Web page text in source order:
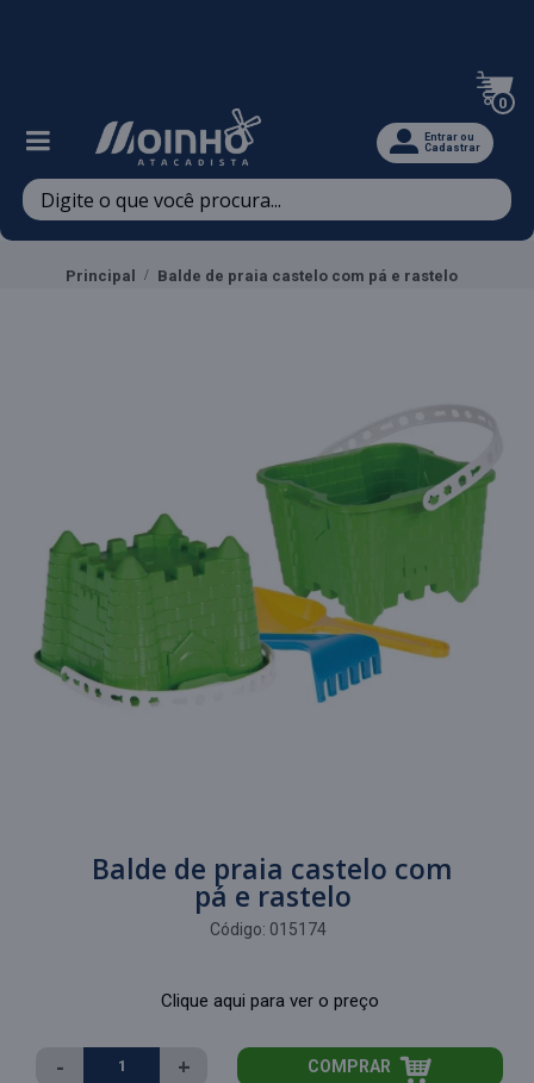
0
Entrar ou
Cadastrar
Principal Balde de praia castelo com pá e rastelo
Balde de praia castelo com
pá e rastelo
Código: 015174
Clique aqui para ver o preço
- + COMPRAR